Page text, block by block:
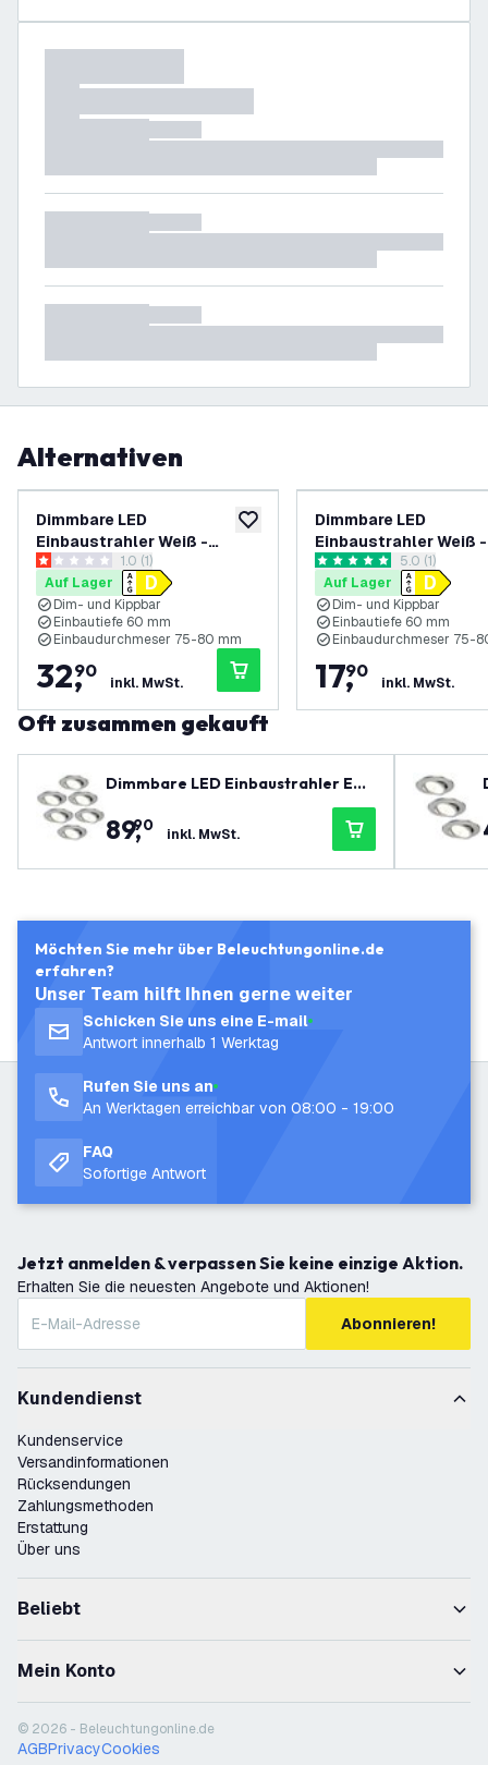
Alternativen
zur Wunschliste hinzufügen
Dimmbare LED
Einbaustrahler Weiß -
Amsterdam - 3W - 6500K -
ø82mm - 6 Pack
Bewertungsbereich öffnen
1 Bewertungssterne
1.0 (1)
Auf Lager
Dim- und Kippbar
Einbautiefe 60 mm
Einbaudurchmeser 75-80 mm
32,
90
inkl. MwSt.
Dimmbare LED
Einbaustrahler Weiß -
Amsterdam - 3W -
ø82mm - 3 Pack
5 Bewertungssterne
5.0 (1)
Auf Lager
Dim- und Kippbar
Einbautiefe 60 mm
Einbaudurchmeser 75-
17,
90
inkl. MwSt.
Oft zusammen gekauft
Dimmbare LED Einbaustrahler Ede
lstahl - IP65 - 7W - CCT - 5 Jahre G
arantie - Geeignet für das Badezi
mmer
89,
90 inkl. MwSt.
Möchten Sie mehr über Beleuchtungonline.de
erfahren?
Unser Team hilft Ihnen gerne weiter
Schicken Sie uns eine E-mail
Antwort innerhalb 1 Werktag
Rufen Sie uns an
An Werktagen erreichbar von 08:00 - 19:00
FAQ
Sofortige Antwort
Jetzt anmelden & verpassen Sie keine einzige Aktion.
Erhalten Sie die neuesten Angebote und Aktionen!
Abonnieren!
Kundendienst
Kundenservice
Versandinformationen
Rücksendungen
Zahlungsmethoden
Erstattung
Über uns
Beliebt
Mein Konto
© 2026 - Beleuchtungonline.de
AGBPrivacyCookies